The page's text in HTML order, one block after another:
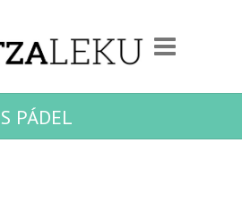
PÁDEL